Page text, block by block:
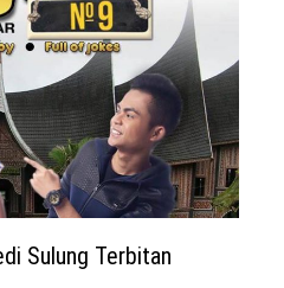
Sulung Terbitan